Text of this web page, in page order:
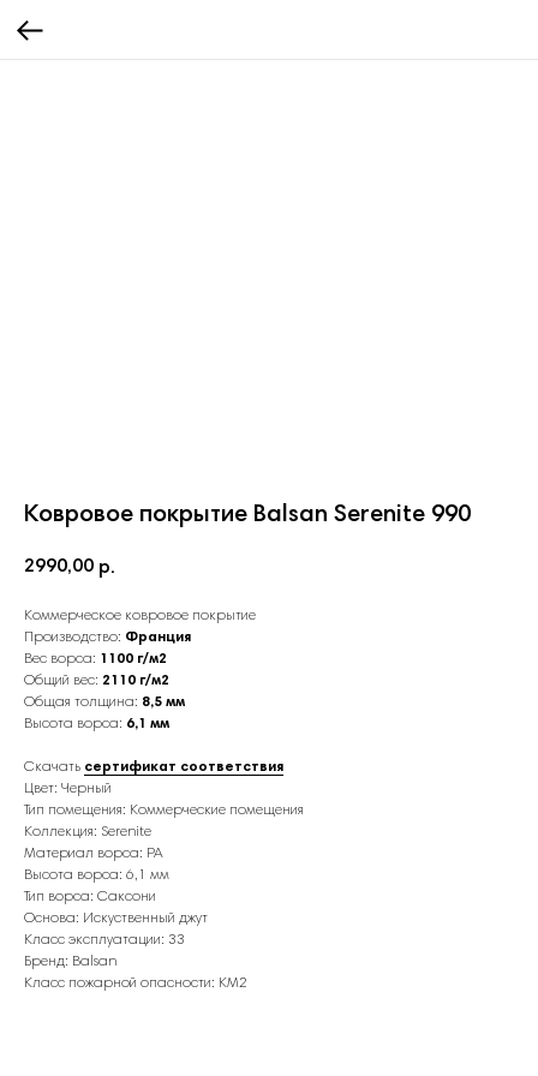
Ковровое покрытие Balsan Serenite 990
2990,00 р.
Коммерческое ковровое покрытие
Производство: Франция
Вес ворса: 1100 г/м2
Общий вес: 2110 г/м2
Общая толщина: 8,5 мм
Высота ворса: 6,1 мм
Скачать сертификат соответствия
Цвет: Черный
Тип помещения: Коммерческие помещения
Коллекция: Serenite
Материал ворса: PA
Высота ворса: 6,1 мм
Тип ворса: Саксони
Основа: Искуственный джут
Класс эксплуатации: 33
Бренд: Balsan
Класс пожарной опасности: КМ2